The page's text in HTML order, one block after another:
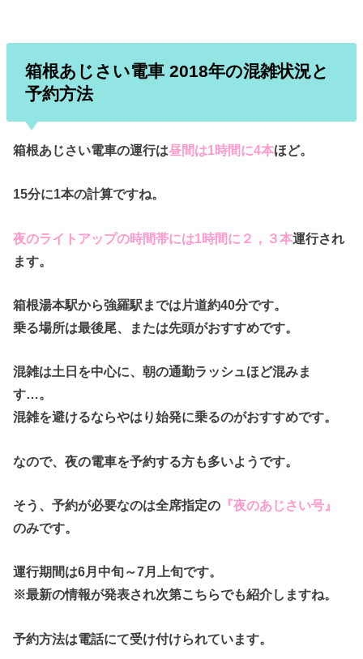
箱根あじさい電車 2018年の混雑状況と
予約方法
箱根あじさい電車の運行は昼間は1時間に4本ほど。
15分に1本の計算ですね。
夜のライトアップの時間帯には1時間に２，３本運行され
ます。
箱根湯本駅から強羅駅までは 片道約40分です。
乗る場所は最後尾、または先頭がおすすめです。
混雑は土日を中心に、朝の通勤ラッシュほど混みま
す…。
混雑を避けるならやはり始発に乗るのがおすすめです。
なので、夜の電車を予約する方も多いようです。
そう、予約が必要なのは全席指定の 『夜のあじさい号』
のみです。
運行期間は6月中旬～7月上旬です。
※最新の情報が発表され次第こちらでも紹介しますね。
予約方法は電話にて受け付けられています。